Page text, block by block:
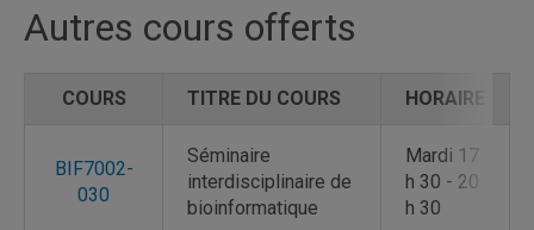
Autres cours offerts
COURS TITRE DU COURS HORAIRE
BIF7002-
030
Séminaire
interdisciplinaire de
bioinformatique
Mardi 17
h 30 - 20
h 30
COURS TITRE DU COURS HORAIRE